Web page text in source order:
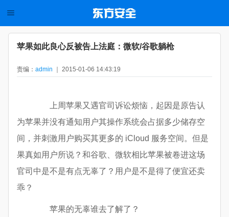
苹果如此良心反被告上法庭：微软/谷歌躺枪
责编： admin ｜ 2015-01-06 14:43:19
上周苹果又遇官司诉讼烦恼，起因是原告认
为苹果并没有通知用户其操作系统会占据多少储存空
间，并刺激用户购买其更多的 iCloud 服务空间。但是
果真如用户所说？和谷歌、微软相比苹果被卷进这场
官司中是不是有点无辜了？用户是不是得了便宜还卖
乖？
苹果的无辜谁去了解了？